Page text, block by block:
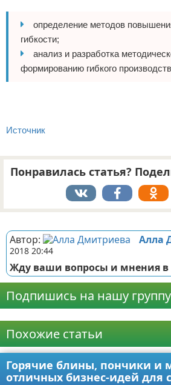
определение методов
гибкости;
анализ и разработка
формированию гибкого
Источник
Понравилась статья?
Автор: Алла
2018 20:44
Жду ваши вопросы и мнения
Подпишись на нашу
Похожие статьи
Горячие блины, пончики и
отличных бизнес-идей для